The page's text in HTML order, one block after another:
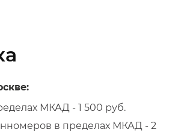
МКАД - 1 500 руб.
в пределах МКАД - 2